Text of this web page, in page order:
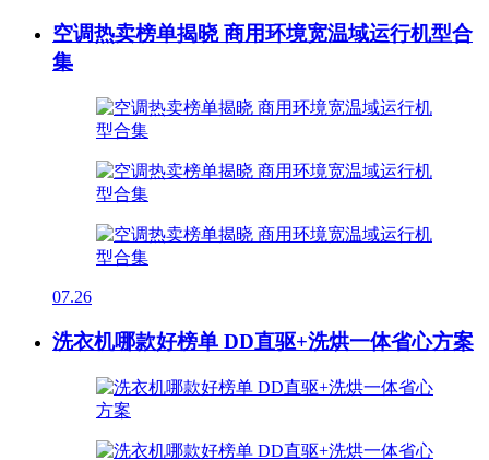
空调热卖榜单揭晓 商用环境宽温域运行机型合
集
07.26
洗衣机哪款好榜单 DD直驱+洗烘一体省心方案